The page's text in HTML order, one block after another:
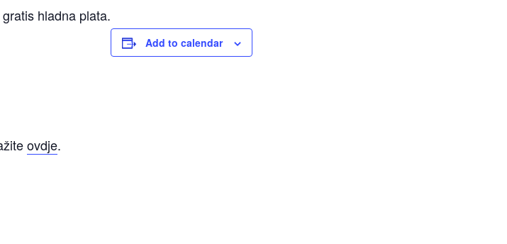
hladna plata.
ovdje.
Add to calendar